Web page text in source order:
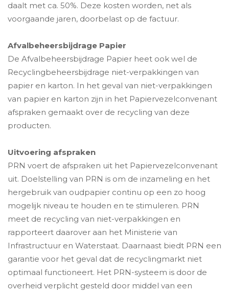
daalt met ca. 50%. Deze kosten worden, net als
voorgaande jaren, doorbelast op de factuur.
Afvalbeheersbijdrage Papier
De Afvalbeheersbijdrage Papier heet ook wel de
Recyclingbeheersbijdrage niet-verpakkingen van
papier en karton. In het geval van niet-verpakkingen
van papier en karton zijn in het Papiervezelconvenant
afspraken gemaakt over de recycling van deze
producten.
Uitvoering afspraken
PRN voert de afspraken uit het Papiervezelconvenant
uit. Doelstelling van PRN is om de inzameling en het
hergebruik van oudpapier continu op een zo hoog
mogelijk niveau te houden en te stimuleren. PRN
meet de recycling van niet-verpakkingen en
rapporteert daarover aan het Ministerie van
Infrastructuur en Waterstaat. Daarnaast biedt PRN een
garantie voor het geval dat de recyclingmarkt niet
optimaal functioneert. Het PRN-systeem is door de
overheid verplicht gesteld door middel van een